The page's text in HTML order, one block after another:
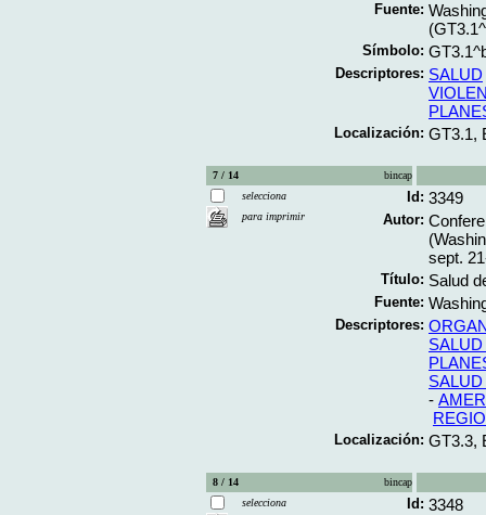
Fuente:
Símbolo:
Descriptores: SALUD
Localización: GT3.1,
7 / 14
bincap
selecciona
para imprimir
Id: 3349
Autor:
sept.
Título: Salud
Fuente:
Descriptores:
-
Localización: GT3.3,
8 / 14
bincap
selecciona
Id: 3348